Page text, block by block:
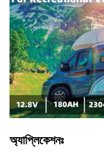
অ্যাপ্লিকেশনঃ